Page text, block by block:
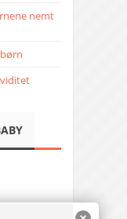
nemt